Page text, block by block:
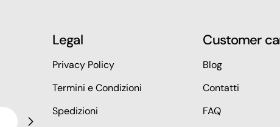
Legal
Privacy Policy
Termini e Condizioni
Spedizioni
Customer
Blog
Contatti
FAQ